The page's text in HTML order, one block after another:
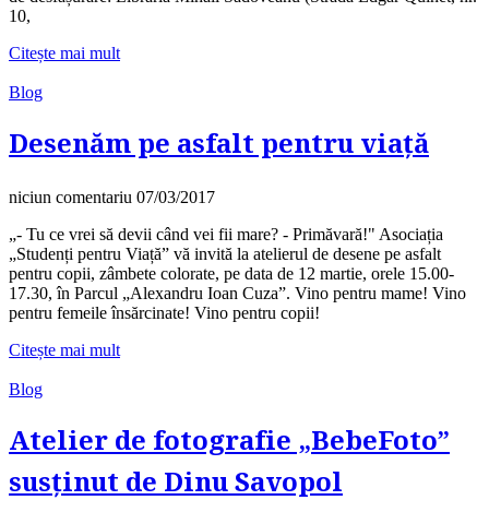
10,
Citește mai mult
Blog
Desenăm pe asfalt pentru viață
niciun comentariu 07/03/2017
„- Tu ce vrei să devii când vei fii mare? - Primăvară!" Asociația
„Studenți pentru Viață” vă invită la atelierul de desene pe asfalt
pentru copii, zâmbete colorate, pe data de 12 martie, orele 15.00-
17.30, în Parcul „Alexandru Ioan Cuza”. Vino pentru mame! Vino
pentru femeile însărcinate! Vino pentru copii!
Citește mai mult
Blog
Atelier de fotografie „BebeFoto”
susținut de Dinu Savopol